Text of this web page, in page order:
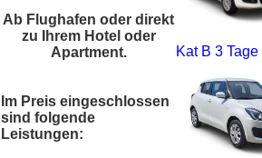
Ab Flughafen oder direkt
zu Ihrem Hotel oder
Apartment.
Im Preis eingeschlossen
sind folgende
Leistungen:
Kat B 3 Tage